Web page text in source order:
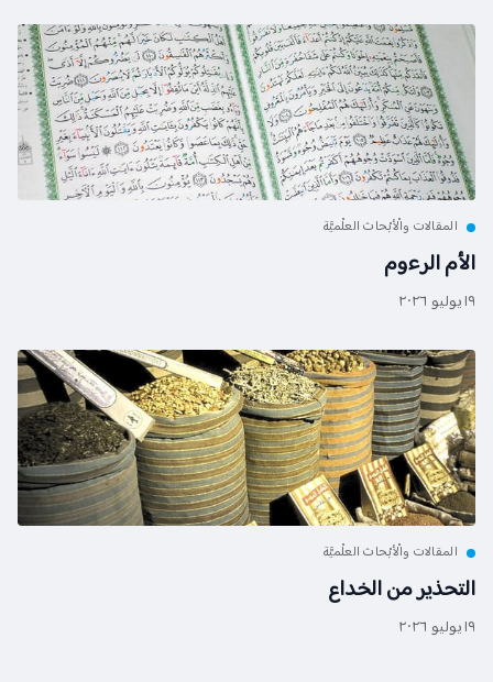
المقالات والْأبْحاث العلْميَّة
الأم الرءوم
١٩ يوليو ٢٠٢٦
المقالات والْأبْحاث العلْميَّة
التحذير من الخداع
١٩ يوليو ٢٠٢٦